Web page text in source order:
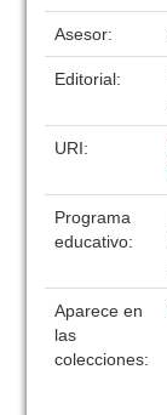
Asesor:
Editorial:
URI:
Programa
educativo:
Aparece en
las
colecciones: